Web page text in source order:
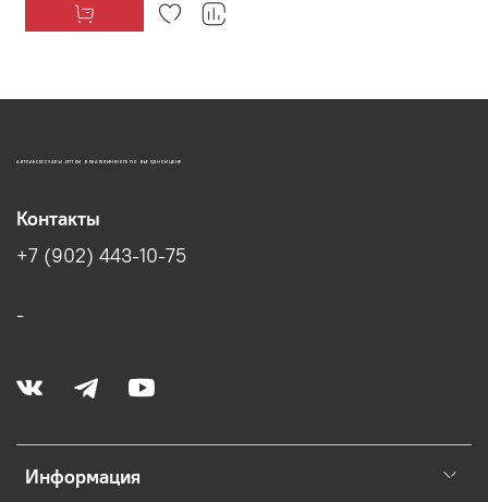
АВТОАКСЕССУАРЫ ОПТОМ В ЕКАТЕРИНБУРГЕ ПО ВЫГОДНОЙ ЦЕНЕ
Информация
Контакты
+7 (902) 443-10-75
-